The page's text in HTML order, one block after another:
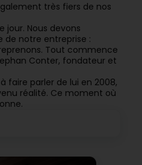
très fiers de nos
jour. Nous devons
notre entreprise :
Tout commence
Conter, fondateur et
faire parler de lui en 2008,
réalité. Ce moment où